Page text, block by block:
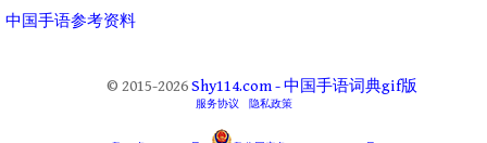
中国手语参考资料
© 2015-2026Shy114.com - 中国手语词典gif版
服务协议 隐私政策